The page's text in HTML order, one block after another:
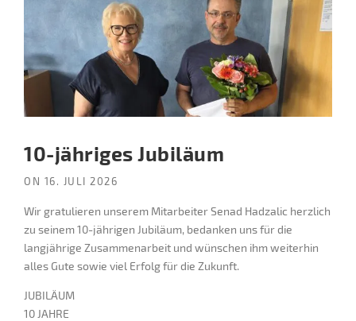
10-jähriges Jubiläum
ON 16. JULI 2026
Wir gratulieren unserem Mitarbeiter Senad Hadzalic herzlich
zu seinem 10-jährigen Jubiläum, bedanken uns für die
langjährige Zusammenarbeit und wünschen ihm weiterhin
alles Gute sowie viel Erfolg für die Zukunft.
JUBILÄUM
10 JAHRE